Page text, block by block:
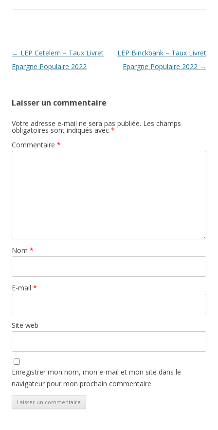
Navigation
des
← LEP Cetelem – Taux Livret
Epargne Populaire 2022
LEP Binckbank – Taux Livret
Epargne Populaire 2022 →
Laisser un commentaire
Votre adresse e-mail ne sera pas publiée. Les champs
obligatoires sont indiqués avec *
Commentaire *
Nom *
E-mail *
Site web
Enregistrer mon nom, mon e-mail et mon site dans le
navigateur pour mon prochain commentaire.